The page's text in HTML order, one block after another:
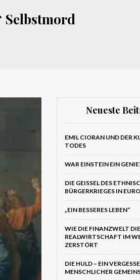
Selbstmord
Neueste
EMIL CIORAN UND DER
TODES
WAR EINSTEIN EIN
DIE GEISSEL DES
ÜRGERKRIEGES IN
„EIN BESSERES LEBEN“
WIE DIE FINANZWELT DIE
REALWIRTSCHAFT IM
ZERSTÖRT
DIE HULD – EIN
MENSCHLICHER